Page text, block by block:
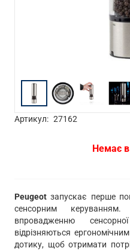
Артикул: 27162
Немає в
Peugeotзапускає перше
сенсорним
впровадженню
відрізняються
дотику, щоб отримати